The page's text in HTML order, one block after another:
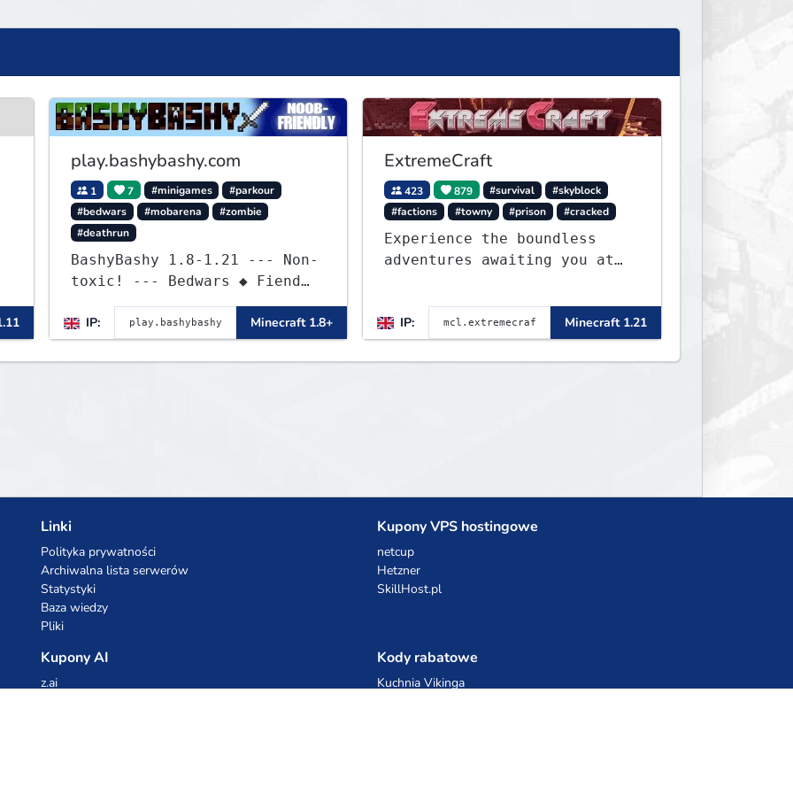
play.bashybashy.com
1 7 #minigames
#parkour
#bedwars
#mobarena
#zombie
#deathrun
BashyBashy 1.8-1.21 --- Non-
toxic! --- Bedwars ◆ Fiend
Fight ◆ Assault Course
IP:
Minecraft 1.8+
ExtremeCraft
423 879 #survival
#skyblock
#factions
#towny #prison #cracked
Experience the boundless
adventures awaiting you at
a journey through a plethora
of exhilarating game modes,
blending both timeless
classics and innovative new
IP: Minecraft 1.21
Linki
Polityka prywatności
Archiwalna lista serwerów
Statystyki
Baza wiedzy
Pliki
Kupony VPS hostingowe
netcup
Hetzner
SkillHost.pl
Kupony AI
z.ai
Kody rabatowe
Kuchnia Vikinga